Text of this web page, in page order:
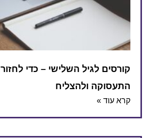
קורסים לגיל השלישי – כדי
התעסוקה ולהצליח
קרא עוד »